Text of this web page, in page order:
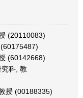
(20110083)
(60142668)
科, 教
授 (00188335)